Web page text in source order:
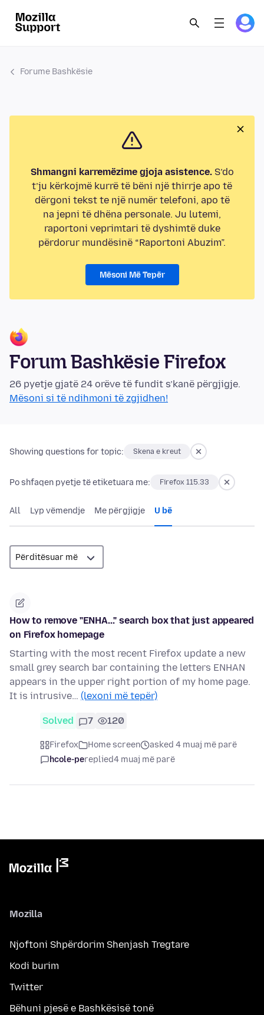
Forume Bashkësie
Shmangni karremëzime gjoja asistence.S’do
t’ju kërkojmë kurrë të bëni një thirrje apo të
dërgoni tekst te një numër telefoni, apo të
na jepni të dhëna personale. Ju lutemi,
raportoni veprimtari të dyshimtë duke
përdorur mundësinë “Raportoni Abuzim”.
Mësoni Më Tepër
Forum Bashkësie Firefox
26 pyetje gjatë 24 orëve të fundit s’kanë përgjigje.
Mësoni si të ndihmoni të zgjidhen!
Showing questions for topic: Skena e kreut
Po shfaqen pyetje të etiketuara me: Firefox 115.33
All Lyp vëmendje Me përgjigje U bë
How to remove "ENHA..." search box that just appeared
on Firefox homepage
Starting with the most recent Firefox update a new
small grey search bar containing the letters ENHAN
appears in the upper right portion of my home page.
It is intrusive… (lexoni më tepër)
Solved 7 120
Firefox Home screen
asked 4 muaj më parë
hcole-pereplied4 muaj më parë
Mozilla
Njoftoni Shpërdorim Shenjash Tregtare
Kodi burim
Twitter
Bëhuni pjesë e Bashkësisë tonë